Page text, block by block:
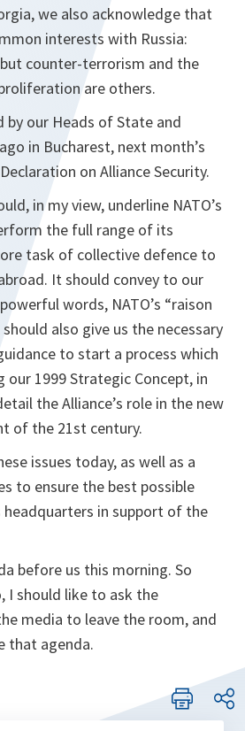
we also acknowledge that
interests with Russia:
counter-terrorism and the
are others.
by our Heads of State and
in Bucharest, next month’s
on Alliance Security.
in my view, underline NATO’s
the full range of its
task of collective defence to
It should convey to our
words, NATO’s “raison
also give us the necessary
to start a process which
1999 Strategic Concept, in
the Alliance’s role in the new
of the 21st century.
issues today, as well as a
to ensure the best possible
in support of the
before us this morning. So
should like to ask the
media to leave the room, and
that agenda.